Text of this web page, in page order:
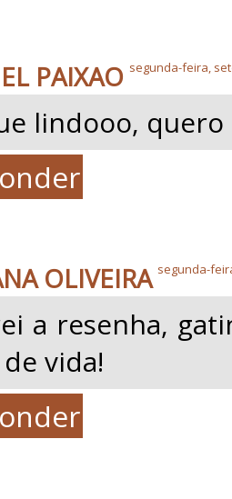
PAIXAO segunda-feira,
lindooo, quero
OLIVEIRA segunda-
a resenha,
vida!